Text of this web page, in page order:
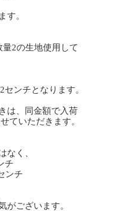
す。
2の生地使用して
ンチとなります。
は、同金額で入荷
ていただきます。
なく、
チ
ンチ
ございます。